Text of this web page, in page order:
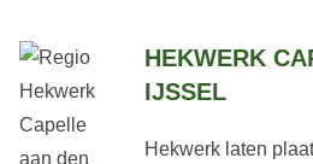
HEKWERK
IJSSEL
Hekwerk laten